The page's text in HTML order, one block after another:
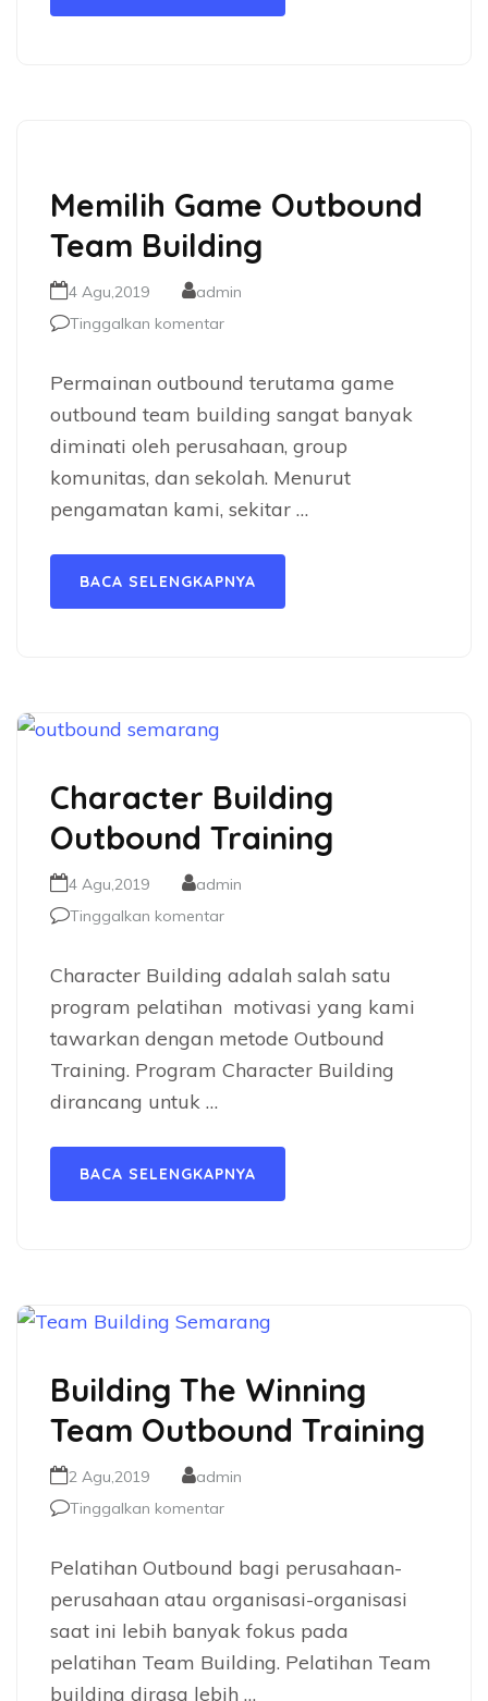
Memilih Game Outbound
Team Building
4 Agu,2019
admin
Tinggalkan komentar
Permainan outbound terutama game
outbound team building sangat banyak
diminati oleh perusahaan, group
komunitas, dan sekolah. Menurut
pengamatan kami, sekitar …
BACA SELENGKAPNYA
Character Building
Outbound Training
4 Agu,2019
admin
Tinggalkan komentar
Character Building adalah salah satu
program pelatihan motivasi yang kami
tawarkan dengan metode Outbound
Training. Program Character Building
dirancang untuk …
BACA SELENGKAPNYA
Building The Winning
Team Outbound Training
2 Agu,2019
admin
Tinggalkan komentar
Pelatihan Outbound bagi perusahaan-
perusahaan atau organisasi-organisasi
saat ini lebih banyak fokus pada
pelatihan Team Building. Pelatihan Team
building dirasa lebih …